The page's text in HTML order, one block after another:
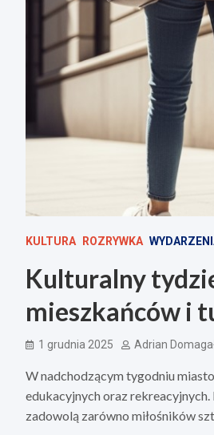
KULTURA ROZRYWKA
Kulturalny
mieszkańców i
1 grudnia 2025 Adrian
W nadchodzącym tygodniu
edukacyjnych oraz
zadowolą zarówno miłośników